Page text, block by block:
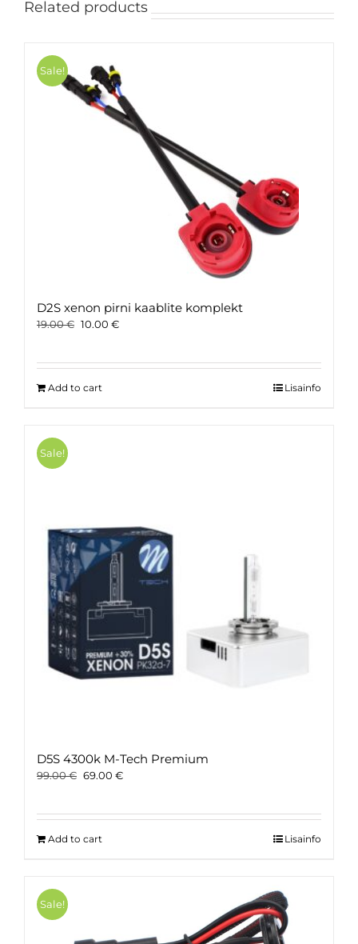
Related products
Sale!
D2S xenon pirni kaablite komplekt
19.00€ Original
19.00 €.
10.00 €Current
10.00 €.
Add to cart Lisainfo
Sale!
D5S 4300k M-Tech Premium
99.00€ Original
99.00 €.
69.00 €Current
69.00 €.
Add to cart Lisainfo
Sale!